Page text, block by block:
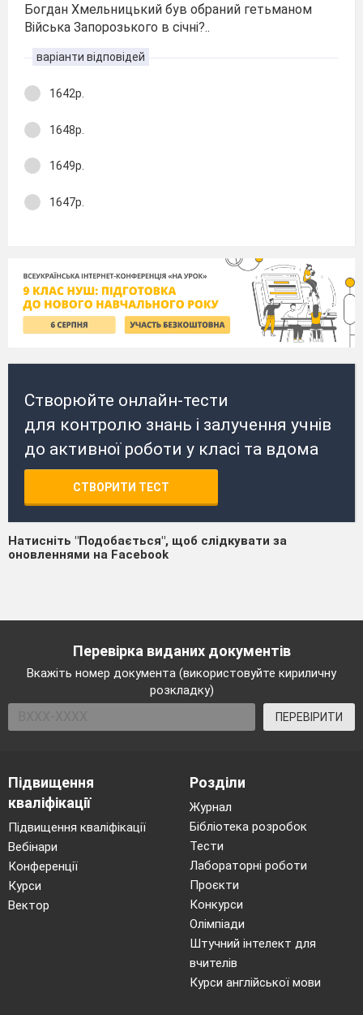
Богдан Хмельницький був обраний гетьманом
Війська Запорозького в січні?..
варіанти відповідей
1642р.
1648р.
1649р.
1647р.
Створюйте онлайн-тести
для контролю знань і залучення учнів
до активної роботи у класі та вдома
СТВОРИТИ ТЕСТ
Натисніть "Подобається", щоб слідкувати за
оновленнями на Facebook
Перевірка виданих документів
Вкажіть номер документа (використовуйте кириличну
розкладку)
ПЕРЕВІРИТИ
Підвищення
кваліфікації
Підвищення кваліфікації
Вебінари
Конференції
Курси
Вектор
Розділи
Журнал
Бібліотека розробок
Тести
Лабораторні роботи
Проєкти
Конкурси
Олімпіади
Штучний інтелект для
вчителів
Курси англійської мови